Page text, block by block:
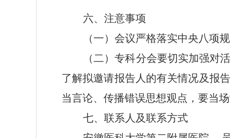
六、注意事项
（一） 会议严格落实中央八项
（二）专科分会要切实加强对
了解拟邀请报告人的有关情况及报
当言论、传播错误思想观点，要当
七、联系人及联系方式